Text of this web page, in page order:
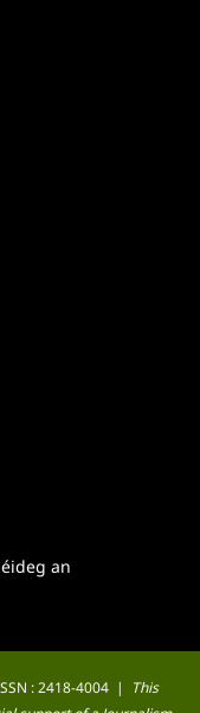
an
: 2418-4004 |
This